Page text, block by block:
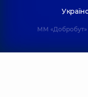
ММ «Добробут»